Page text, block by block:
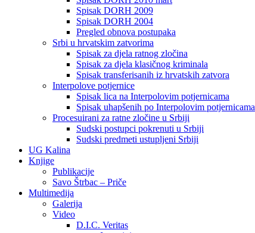
Spisak DORH 2009
Spisak DORH 2004
Pregled obnova postupaka
Srbi u hrvatskim zatvorima
Spisak za djela ratnog zločina
Spisak za djela klasičnog kriminala
Spisak transferisanih iz hrvatskih zatvora
Interpolove potjernice
Spisak lica na Interpolovim potjernicama
Spisak uhapšenih po Interpolovim potjernicama
Procesuirani za ratne zločine u Srbiji
Sudski postupci pokrenuti u Srbiji
Sudski predmeti ustupljeni Srbiji
UG Kalina
Knjige
Publikacije
Savo Štrbac – Priče
Multimedija
Galerija
Video
D.I.C. Veritas